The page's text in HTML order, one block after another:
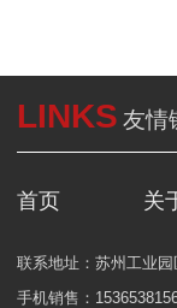
LINKS 友情
首页 关
联系地址：苏州工业
手机销售：